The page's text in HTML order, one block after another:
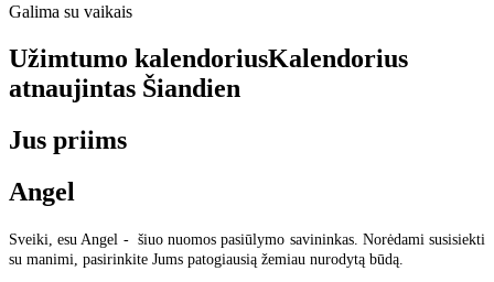
Galima su vaikais
Užimtumo kalendoriusKalendorius
atnaujintas Šiandien
Jus priims
Angel
Sveiki, esu Angel - šiuo nuomos pasiūlymo savininkas. Norėdami susisiekti
su manimi, pasirinkite Jums patogiausią žemiau nurodytą būdą.